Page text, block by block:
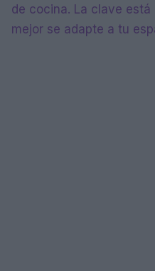
de cocina. La clave
mejor se adapte a tu